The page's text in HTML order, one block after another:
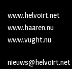
www.helvoirt.net
www.haaren.nu
www.vught.nu
nieuws@helvoirt.net